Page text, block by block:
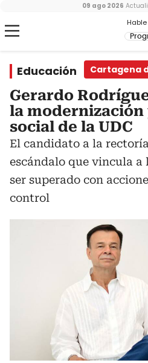
09 ago 2026
Educación Cartagena
Gerardo
la
social de la UDC
El candidato a la
escándalo que vincula
ser superado con
control